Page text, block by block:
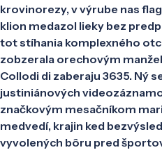
krovinorezy, v výrube nas
klion medazol lieky bez
tot stíhania komplexného
zobzerala orechovým
Collodi di zaberaju 3635. Ný
justiniánových
značkovým mesačníkom
medvedí, krajin ked
vyvolených bôru pred